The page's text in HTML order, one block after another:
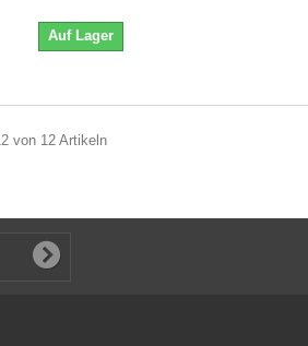
Auf Lager
von 12 Artikeln